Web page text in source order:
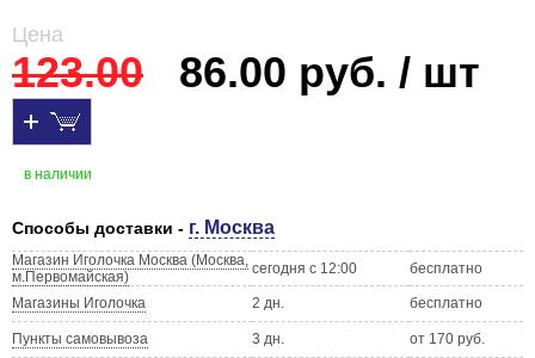
Цена
123.00 86.00 руб. / шт
в наличии
Способы доставки - г. Москва
Магазин Иголочка Москва (Москва,
м.Первомайская)
сегодня с 12:00 бесплатно
Магазины Иголочка 2 дн. бесплатно
Пункты самовывоза 3 дн. от 170 руб.